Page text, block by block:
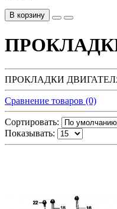
В корзину
ПРОКЛАДКИ
Сравнение товаров (0)
Сортировать:
Показывать: